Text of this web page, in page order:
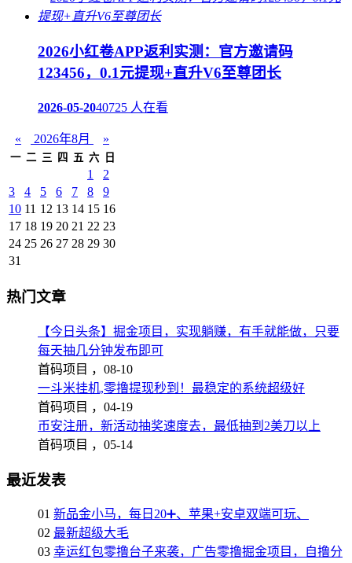
2026小红卷APP返利实测：官方邀请码
123456，0.1元提现+直升V6至尊团长
2026-05-2040725 人在看
« 2026年8月 »
一 二 三 四 五 六 日
1
2
3
4 5 6 7 8
9
10 11 12 13 14 15 16
17 18 19 20 21 22 23
24 25 26 27 28 29 30
31
热门文章
【今日头条】掘金项目，实现躺赚，有手就能做，只要
每天抽几分钟发布即可
首码项目 ， 08-10
一斗米挂机,零撸提现秒到！最稳定的系统超级好
首码项目 ， 04-19
币安注册，新活动抽奖速度去，最低抽到2美刀以上
首码项目 ， 05-14
最近发表
01 新品金小马，每日20➕、苹果+安卓双端可玩、
02 最新超级大毛
03 幸运红包零撸台子来袭，广告零撸掘金项目，自撸分